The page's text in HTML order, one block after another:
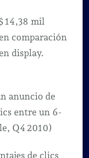
14,38 mil
comparación
display.
anuncio de
entre un 6-
Q4 2010)
de clics